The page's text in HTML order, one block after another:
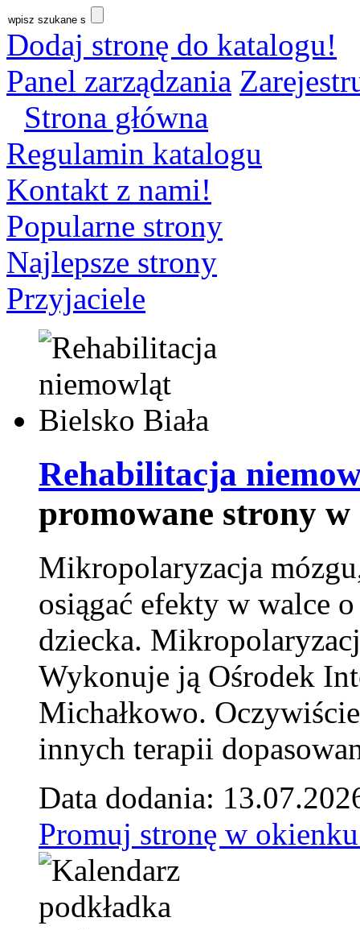
Dodaj stronę do katalogu!
Panel zarządzania
Strona główna
Regulamin katalogu
Kontakt z nami!
Popularne strony
Najlepsze strony
Przyjaciele
Rehabilitacja
promowane strony
Mikropolaryzacja
osiągać efekty w walce
dziecka.
Wykonuje ją Ośrodek
Michałkowo.
innych terapii
Data dodania:
Promuj stronę w